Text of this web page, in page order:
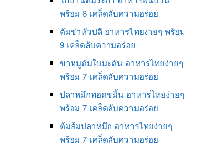
พร้อม 6 เคล็ดลับความอร่อย
ต้มข่าหัวปลี อาหารไทยง่ายๆ พร้อม
9 เคล็ดลับความอร่อย
ขาหมูต้มใบมะดัน อาหารไทยง่ายๆ
พร้อม 7 เคล็ดลับความอร่อย
ปลาหมึกทอดขมิ้น อาหารไทยง่ายๆ
พร้อม 7 เคล็ดลับความอร่อย
ต้มส้มปลาหมึก อาหารไทยง่ายๆ
พร้อม 7 เคล็ดลับความอร่อย